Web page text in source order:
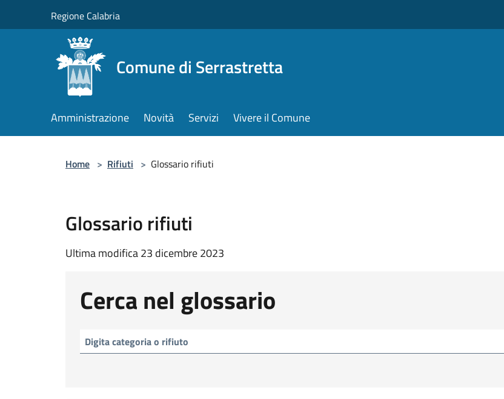
Regione Calabria
Comune di Serrastretta
Amministrazione Novità Servizi Vivere il Comune
Home > Rifiuti > Glossario rifiuti
Glossario rifiuti
Ultima modifica 23 dicembre 2023
Cerca nel glossario